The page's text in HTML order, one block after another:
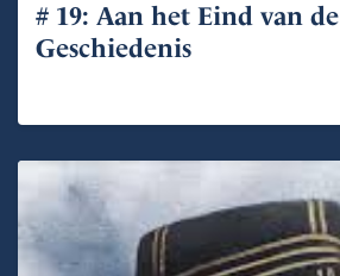
# 19: Aan het Eind van de
Geschiedenis